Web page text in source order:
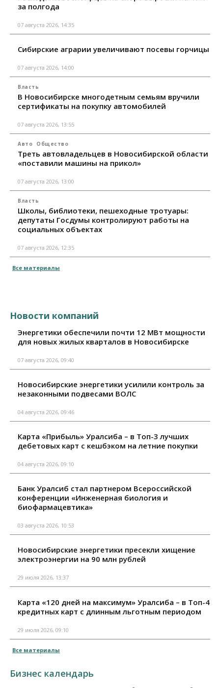
за полгода
07 августа 2026, 14:35
Сибирские аграрии увеличивают посевы горчицы
07 августа 2026, 14:00
Власть
В Новосибирске многодетным семьям вручили
сертификаты на покупку автомобилей
07 августа 2026, 13:55
Авто Общество
Треть автовладельцев в Новосибирской области
«поставили машины на прикол»
07 августа 2026, 13:00
Власть
Школы, библиотеки, пешеходные тротуары:
депутаты Госдумы контролируют работы на
социальных объектах
07 августа 2026, 12:35
Все материалы
Новости компаний
Энергетики обеспечили почти 12 МВт мощности
для новых жилых кварталов в Новосибирске
07 августа 2026, 09:40
Новосибирские энергетики усилили контроль за
незаконными подвесами ВОЛС
04 августа 2026, 09:46
Карта «Прибыль» Уралсиба – в Топ-3 лучших
дебетовых карт с кешбэком на летние покупки
04 августа 2026, 09:10
Банк Уралсиб стал партнером Всероссийской
конференции «Инженерная биология и
биофармацевтика»
03 августа 2026, 10:53
Новосибирские энергетики пресекли хищение
электроэнергии на 90 млн рублей
29 июля 2026, 13:37
Карта «120 дней на максимум» Уралсиба – в Топ-4
кредитных карт с длинным льготным периодом
29 июля 2026, 09:10
Все материалы
Бизнес календарь